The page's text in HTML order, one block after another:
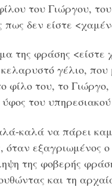
του Γιώργου,
δεν είστε
της φράσης <είστε
γέλιο, που
φίλο του, το
του
καλά να πάρει
όταν εξαγριωμένος ο
της φοβερής
και τη